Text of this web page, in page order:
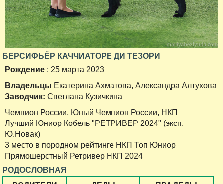
БЕРСИФЬЁР КАЧЧИАТОРЕ ДИ ТЕЗОРИ
Рождение : 25 марта 2023
Владельцы Екатерина Ахматова, Александра Алтухова
Заводчик: Светлана Кузичкина
Чемпион России, Юный Чемпион России, НКП
Лучший Юниор Кобель "РЕТРИВЕР 2024" (эксп.
Ю.Новак)
3 место в породном рейтинге НКП Топ Юниор
Прямошерстный Ретривер НКП 2024
РОДОСЛОВНАЯ